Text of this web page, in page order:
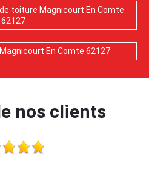
toiture Magnicourt En Comte
62127
En Comte 62127
nos clients